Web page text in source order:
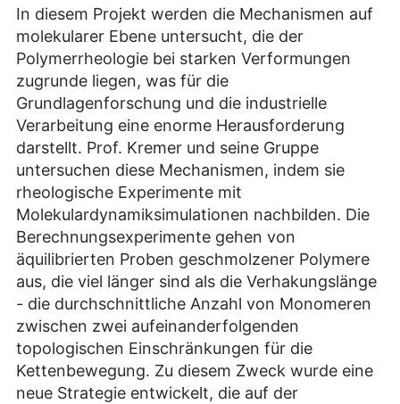
In diesem Projekt werden die Mechanismen auf
molekularer Ebene untersucht, die der
Polymerrheologie bei starken Verformungen
zugrunde liegen, was für die
Grundlagenforschung und die industrielle
Verarbeitung eine enorme Herausforderung
darstellt. Prof. Kremer und seine Gruppe
untersuchen diese Mechanismen, indem sie
rheologische Experimente mit
Molekulardynamiksimulationen nachbilden. Die
Berechnungsexperimente gehen von
äquilibrierten Proben geschmolzener Polymere
aus, die viel länger sind als die Verhakungslänge
- die durchschnittliche Anzahl von Monomeren
zwischen zwei aufeinanderfolgenden
topologischen Einschränkungen für die
Kettenbewegung. Zu diesem Zweck wurde eine
neue Strategie entwickelt, die auf der